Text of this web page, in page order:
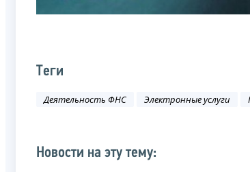
Теги
Деятельность ФНС Электронные услуги
Новости на эту тему: